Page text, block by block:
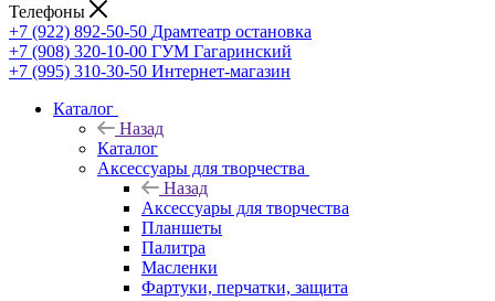
Телефоны
+7 (922) 892-50-50 Драмтеатр остановка
+7 (908) 320-10-00 ГУМ Гагаринский
+7 (995) 310-30-50 Интернет-магазин
Каталог
Назад
Каталог
Аксессуары для творчества
Назад
Аксессуары для творчества
Планшеты
Палитра
Масленки
Фартуки, перчатки, защита